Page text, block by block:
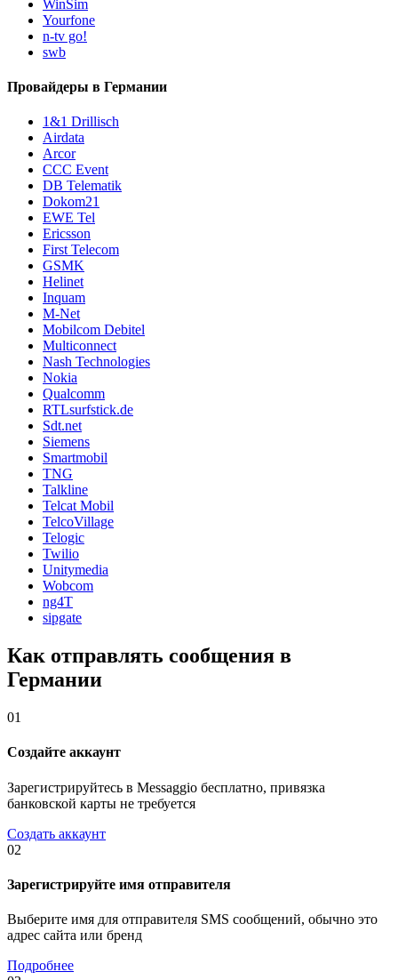
WinSim
Yourfone
n-tv go!
swb
Провайдеры в Германии
1&1 Drillisch
Airdata
Arcor
CCC Event
DB Telematik
Dokom21
EWE Tel
Ericsson
First Telecom
GSMK
Helinet
Inquam
M-Net
Mobilcom Debitel
Multiconnect
Nash Technologies
Nokia
Qualcomm
RTLsurfstick.de
Sdt.net
Siemens
Smartmobil
TNG
Talkline
Telcat Mobil
TelcoVillage
Telogic
Twilio
Unitymedia
Wobcom
ng4T
sipgate
Как отправлять сообщения в
Германии
01
Создайте аккаунт
Зарегистрируйтесь в Messaggio бесплатно, привязка
банковской карты не требуется
Создать аккаунт
02
Зарегистрируйте имя отправителя
Выберите имя для отправителя SMS сообщений, обычно это
адрес сайта или бренд
Подробнее